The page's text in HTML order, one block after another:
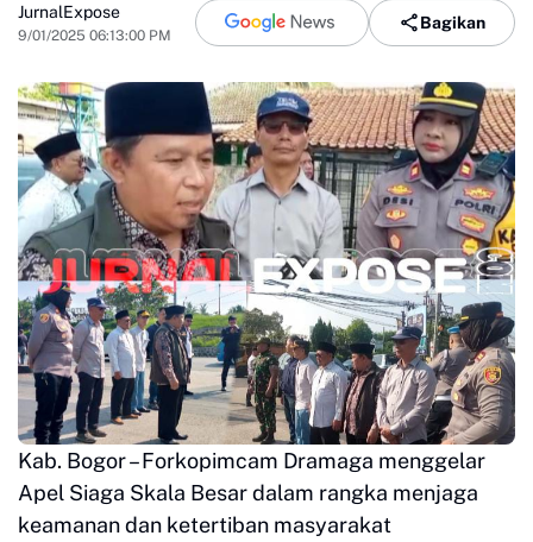
JurnalExpose
9/01/2025 06:13:00 PM
Bagikan
Kab. Bogor – Forkopimcam Dramaga menggelar
Apel Siaga Skala Besar dalam rangka menjaga
keamanan dan ketertiban masyarakat